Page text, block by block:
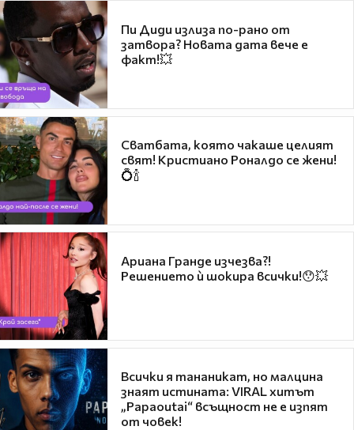
Пи Диди излиза по-рано от
затвора? Новата дата вече е
факт!💥
Сватбата, която чакаше целият
свят! Кристиано Роналдо се жени!
💍🍾
Ариана Гранде изчезва?!
Решението ѝ шокира всички!😯💥
Всички я тананикат, но малцина
знаят истината: VIRAL хитът
„Papaoutai“ всъщност не е изпят
от човек!